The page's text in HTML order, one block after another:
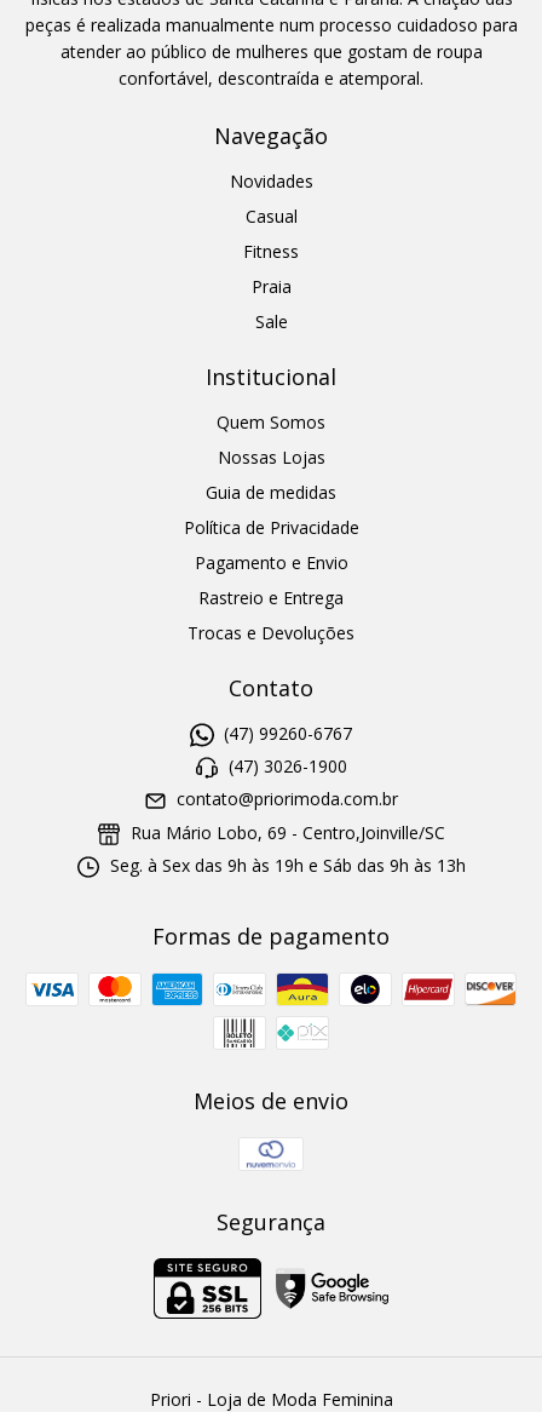
peças é realizada manualmente num processo cuidadoso para
atender ao público de mulheres que gostam de roupa
confortável, descontraída e atemporal.
Navegação
Novidades
Casual
Fitness
Praia
Sale
Institucional
Quem Somos
Nossas Lojas
Guia de medidas
Política de Privacidade
Pagamento e Envio
Rastreio e Entrega
Trocas e Devoluções
Contato
(47) 99260-6767
(47) 3026-1900
contato@priorimoda.com.br
Rua Mário Lobo, 69 - Centro,Joinville/SC
Seg. à Sex das 9h às 19h e Sáb das 9h às 13h
Formas de pagamento
Meios de envio
Segurança
Priori - Loja de Moda Feminina